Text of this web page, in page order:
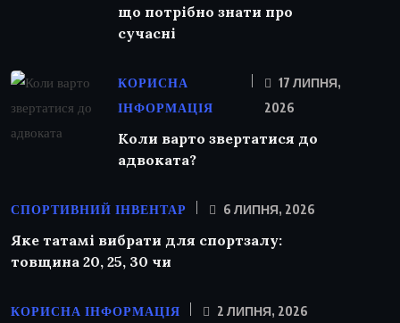
що потрібно знати про
сучасні
КОРИСНА
ІНФОРМАЦІЯ
17 ЛИПНЯ,
2026
Коли варто звертатися до
адвоката?
СПОРТИВНИЙ ІНВЕНТАР 6 ЛИПНЯ, 2026
Яке татамі вибрати для спортзалу:
товщина 20, 25, 30 чи
КОРИСНА ІНФОРМАЦІЯ 2 ЛИПНЯ, 2026